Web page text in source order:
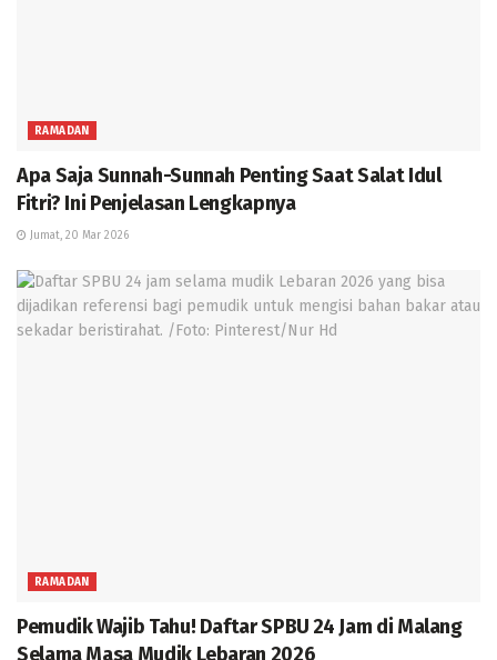
RAMADAN
Apa Saja Sunnah-Sunnah Penting Saat Salat Idul
Fitri? Ini Penjelasan Lengkapnya
Jumat, 20 Mar 2026
RAMADAN
Pemudik Wajib Tahu! Daftar SPBU 24 Jam di Malang
Selama Masa Mudik Lebaran 2026